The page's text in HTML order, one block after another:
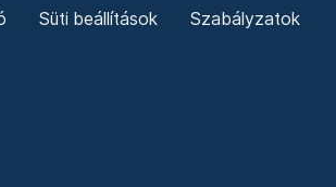
Süti beállítások Szabályzatok